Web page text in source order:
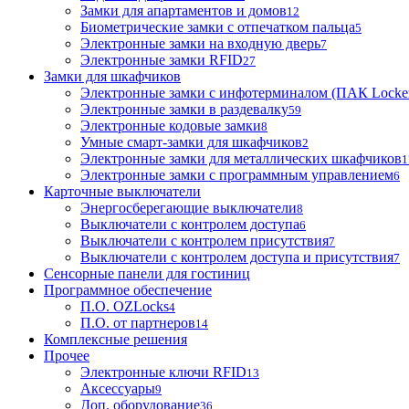
Замки для апартаментов и домов12
Биометрические замки с отпечатком пальца5
Электронные замки на входную дверь7
Электронные замки RFID27
Замки для шкафчиков
Электронные замки с инфотерминалом (ПАК
Электронные замки в раздевалку59
Электронные кодовые замки8
Умные смарт-замки для шкафчиков2
Электронные замки для металлических шкафчиков
Электронные замки с программным управлением6
Карточные выключатели
Энергосберегающие выключатели8
Выключатели с контролем доступа6
Выключатели с контролем присутствия7
Выключатели с контролем доступа и присутствия7
Сенсорные панели для гостиниц
Программное обеспечение
П.О. OZLocks4
П.О. от партнеров14
Комплексные решения
Прочее
Электронные ключи RFID13
Аксессуары9
Доп. оборудование36